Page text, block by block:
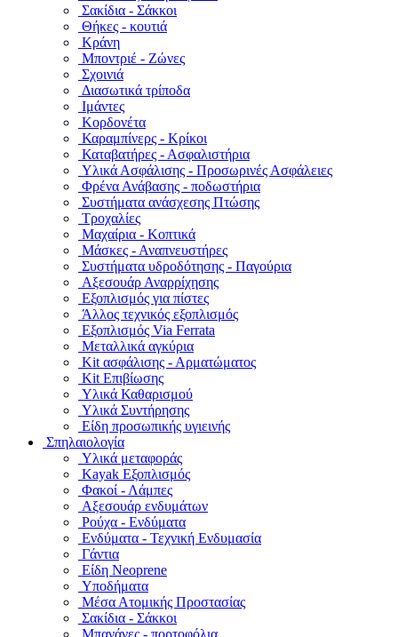
Σακίδια - Σάκκοι
Θήκες - κουτιά
Κράνη
Μποντριέ - Ζώνες
Σχοινιά
Διασωτικά τρίποδα
Ιμάντες
Κορδονέτα
Καραμπίνερς - Κρίκοι
Καταβατήρες - Ασφαλιστήρια
Υλικά Ασφάλισης - Προσωρινές Ασφάλειες
Φρένα Ανάβασης - ποδωστήρια
Συστήματα ανάσχεσης Πτώσης
Τροχαλίες
Μαχαίρια - Κοπτικά
Μάσκες - Αναπνευστήρες
Συστήματα υδροδότησης - Παγούρια
Αξεσουάρ Αναρρίχησης
Εξοπλισμός για πίστες
Άλλος τεχνικός εξοπλισμός
Εξοπλισμός Via Ferrata
Μεταλλικά αγκύρια
Kit ασφάλισης - Αρματώματος
Kit Επιβίωσης
Υλικά Καθαρισμού
Υλικά Συντήρησης
Είδη προσωπικής υγιεινής
Σπηλαιολογία
Υλικά μεταφοράς
Kayak Εξοπλισμός
Φακοί - Λάμπες
Αξεσουάρ ενδυμάτων
Ρούχα - Ενδύματα
Ενδύματα - Τεχνική Ενδυμασία
Γάντια
Είδη Neoprene
Υποδήματα
Μέσα Ατομικής Προστασίας
Σακίδια - Σάκκοι
Μπανάνες - πορτοφόλια